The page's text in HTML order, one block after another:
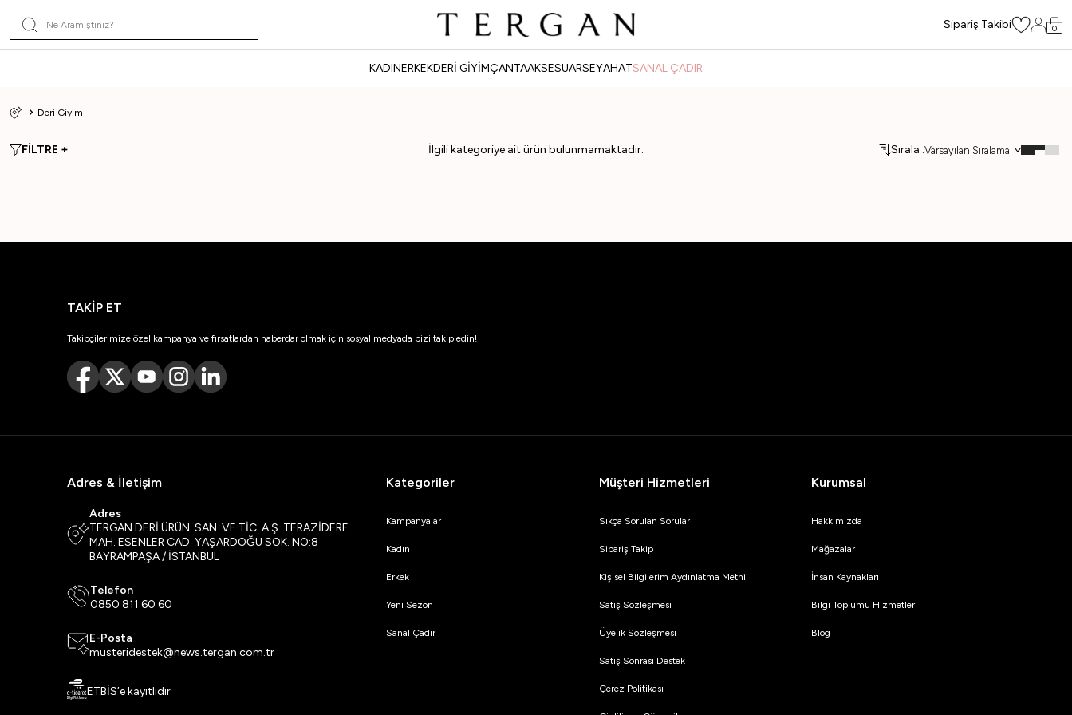
Sipariş Takibi 0
KADINERKEKDERİ GİYİMÇANTAAKSESUARSEYAHATSANAL ÇADIR
Deri Giyim
İlgili kategoriye ait ürün bulunmamaktadır.
FİLTRE + Sırala :
TAKİP ET
Takipçilerimize özel kampanya ve fırsatlardan haberdar olmak için sosyal medyada bizi takip edin!
Adres & İletişim
Adres
TERGAN DERİ ÜRÜN. SAN. VE TİC. A.Ş. TERAZİDERE
MAH. ESENLER CAD. YAŞARDOĞU SOK. NO:8
BAYRAMPAŞA / İSTANBUL
Telefon
0850 811 60 60
E-Posta
musteridestek@news.tergan.com.tr
ETBİS’e kayıtlıdır
Kategoriler
Kampanyalar
Kadın
Erkek
Yeni Sezon
Sanal Çadır
Müşteri Hizmetleri
Sıkça Sorulan Sorular
Sipariş Takip
Kişisel Bilgilerim Aydınlatma Metni
Satış Sözleşmesi
Üyelik Sözleşmesi
Satış Sonrası Destek
Çerez Politikası
Kurumsal
Hakkımızda
Mağazalar
İnsan Kaynakları
Bilgi Toplumu Hizmetleri
Blog